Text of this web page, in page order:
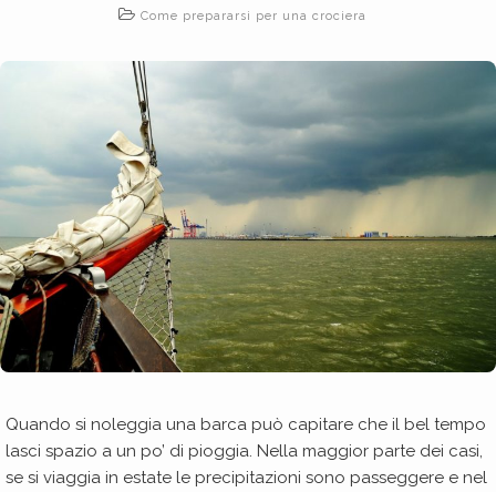
Come prepararsi per una crociera
Quando si noleggia una barca può capitare che il bel tempo
lasci spazio a un po’ di pioggia. Nella maggior parte dei casi,
se si viaggia in estate le precipitazioni sono passeggere e nel